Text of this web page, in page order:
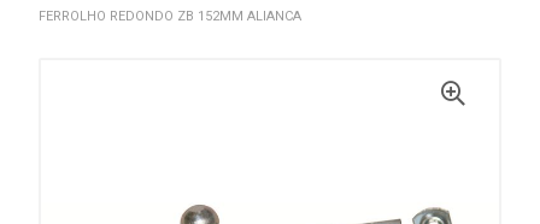
FERROLHO REDONDO ZB 152MM ALIANCA